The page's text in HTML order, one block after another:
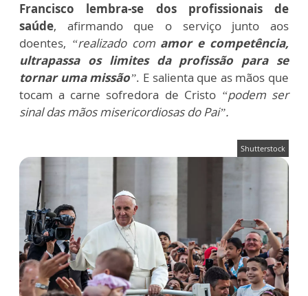
Francisco lembra-se dos profissionais de
saúde, afirmando que o serviço junto aos
doentes, “realizado com amor e competência,
ultrapassa os limites da profissão para se
tornar uma missão”. E salienta que as mãos que
tocam a carne sofredora de Cristo “podem ser
sinal das mãos misericordiosas do Pai”.
Shutterstock